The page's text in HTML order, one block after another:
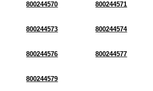
800244570 800244571
800244573 800244574
800244576 800244577
800244579